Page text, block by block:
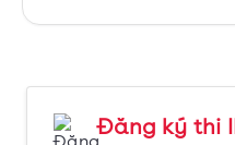
Đăng ký thi